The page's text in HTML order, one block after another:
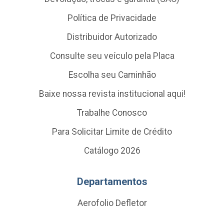
Política de Privacidade
Distribuidor Autorizado
Consulte seu veículo pela Placa
Escolha seu Caminhão
Baixe nossa revista institucional aqui!
Trabalhe Conosco
Para Solicitar Limite de Crédito
Catálogo 2026
Departamentos
Aerofolio Defletor